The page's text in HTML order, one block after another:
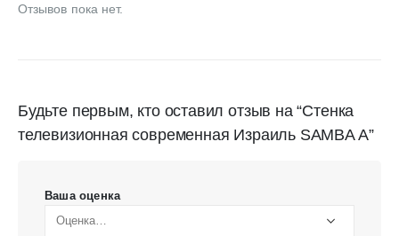
Отзывов пока нет.
Будьте первым, кто оставил отзыв на “Стенка
телевизионная современная Израиль SAMBA A”
Ваша оценка